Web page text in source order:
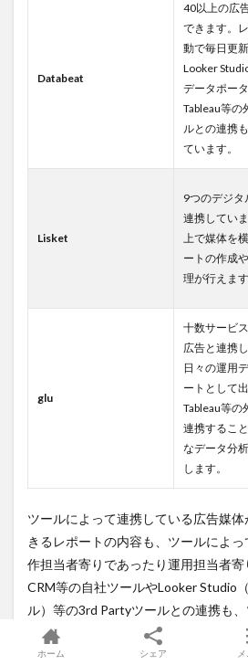
Databeat
40以上の広
できます。
動で毎日更
Looker
データポー
Tableau等の
ルとの連携
ています。
Lisket
9つのデジタ
連携してい
上で媒体を
ートの作成
理が行えます
glu
十数サービ
広告と連携
日々の運用
ートとして
Tableau等の
連携するこ
なデータ分
します。
ツールによって連携している広告媒
きるレポートの内容も、ツールによ
作担当者寄りであったり運用担当者寄
CRM等の自社ツールやLooker Studio
ル）等の3rd Partyツールとの連携も
ないものがありますので注意が必要で
ホーム シェア